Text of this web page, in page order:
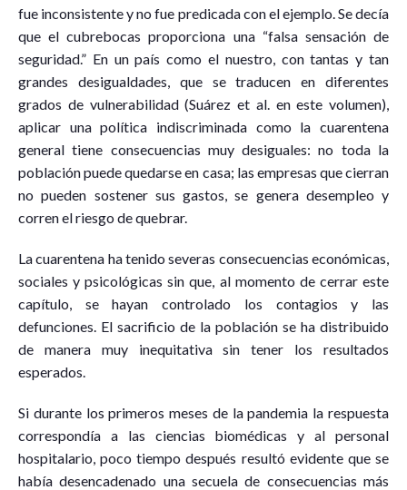
fue inconsistente y no fue predicada con el ejemplo. Se decía
que el cubrebocas proporciona una “falsa sensación de
seguridad.” En un país como el nuestro, con tantas y tan
grandes desigualdades, que se traducen en diferentes
grados de vulnerabilidad (Suárez et al. en este volumen),
aplicar una política indiscriminada como la cuarentena
general tiene consecuencias muy desiguales: no toda la
población puede quedarse en casa; las empresas que cierran
no pueden sostener sus gastos, se genera desempleo y
corren el riesgo de quebrar.
La cuarentena ha tenido severas consecuencias económicas,
sociales y psicológicas sin que, al momento de cerrar este
capítulo, se hayan controlado los contagios y las
defunciones. El sacrificio de la población se ha distribuido
de manera muy inequitativa sin tener los resultados
esperados.
Si durante los primeros meses de la pandemia la respuesta
correspondía a las ciencias biomédicas y al personal
hospitalario, poco tiempo después resultó evidente que se
había desencadenado una secuela de consecuencias más